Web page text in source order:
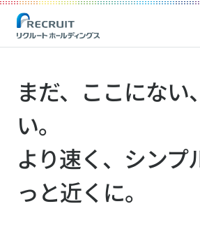
Recruit Holdings
まだ、ここにない
い。
より速く、シンプ
っと近くに。